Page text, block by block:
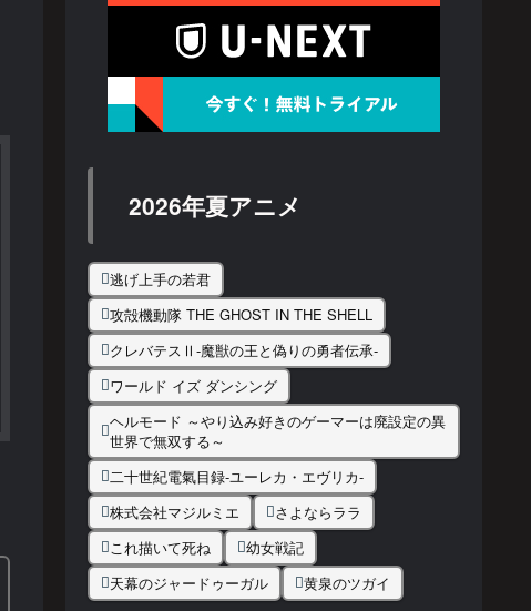
2026年夏アニメ
逃げ上手の若君
攻殻機動隊 THE GHOST IN THE SHELL
クレバテスⅡ-魔獣の王と偽りの勇者伝承-
ワールド イズ ダンシング
ヘルモード ～やり込み好きのゲーマーは廃設定の異
世界で無双する～
二十世紀電氣目録-ユーレカ・エヴリカ-
株式会社マジルミエ
さよならララ
これ描いて死ね
幼女戦記
天幕のジャードゥーガル
黄泉のツガイ